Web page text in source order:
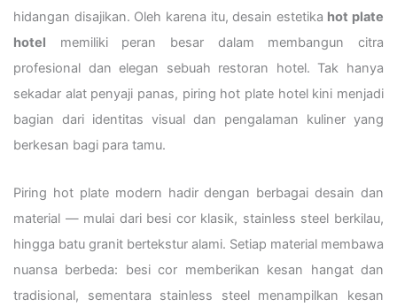
hidangan disajikan. Oleh karena itu, desain estetika hot plate
hotel memiliki peran besar dalam membangun citra
profesional dan elegan sebuah restoran hotel. Tak hanya
sekadar alat penyaji panas, piring hot plate hotel kini menjadi
bagian dari identitas visual dan pengalaman kuliner yang
berkesan bagi para tamu.
Piring hot plate modern hadir dengan berbagai desain dan
material — mulai dari besi cor klasik, stainless steel berkilau,
hingga batu granit bertekstur alami. Setiap material membawa
nuansa berbeda: besi cor memberikan kesan hangat dan
tradisional, sementara stainless steel menampilkan kesan